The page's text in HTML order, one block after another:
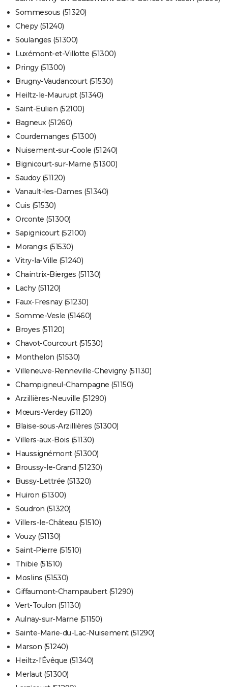
Sommesous (51320)
Chepy (51240)
Soulanges (51300)
Luxémont-et-Villotte (51300)
Pringy (51300)
Brugny-Vaudancourt (51530)
Heiltz-le-Maurupt (51340)
Saint-Eulien (52100)
Bagneux (51260)
Courdemanges (51300)
Nuisement-sur-Coole (51240)
Bignicourt-sur-Marne (51300)
Saudoy (51120)
Vanault-les-Dames (51340)
Cuis (51530)
Orconte (51300)
Sapignicourt (52100)
Morangis (51530)
Vitry-la-Ville (51240)
Chaintrix-Bierges (51130)
Lachy (51120)
Faux-Fresnay (51230)
Somme-Vesle (51460)
Broyes (51120)
Chavot-Courcourt (51530)
Monthelon (51530)
Villeneuve-Renneville-Chevigny (51130)
Champigneul-Champagne (51150)
Arzillières-Neuville (51290)
Mœurs-Verdey (51120)
Blaise-sous-Arzillières (51300)
Villers-aux-Bois (51130)
Haussignémont (51300)
Broussy-le-Grand (51230)
Bussy-Lettrée (51320)
Huiron (51300)
Soudron (51320)
Villers-le-Château (51510)
Vouzy (51130)
Saint-Pierre (51510)
Thibie (51510)
Moslins (51530)
Giffaumont-Champaubert (51290)
Vert-Toulon (51130)
Aulnay-sur-Marne (51150)
Sainte-Marie-du-Lac-Nuisement (51290)
Marson (51240)
Heiltz-l'Évêque (51340)
Merlaut (51300)